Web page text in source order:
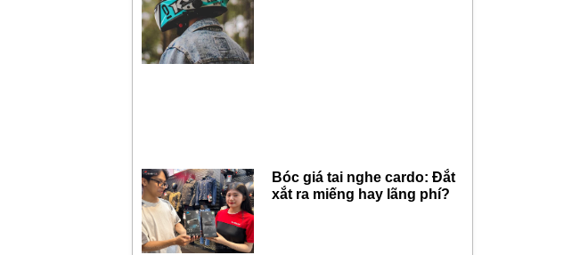
Bóc giá tai nghe cardo: Đắt
xắt ra miếng hay lãng phí?